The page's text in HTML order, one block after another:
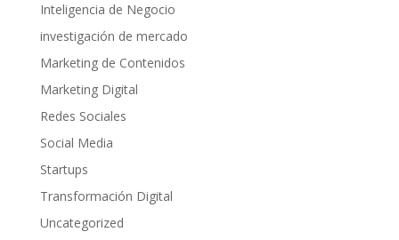
Inteligencia de Negocio
investigación de mercado
Marketing de Contenidos
Marketing Digital
Redes Sociales
Social Media
Startups
Transformación Digital
Uncategorized